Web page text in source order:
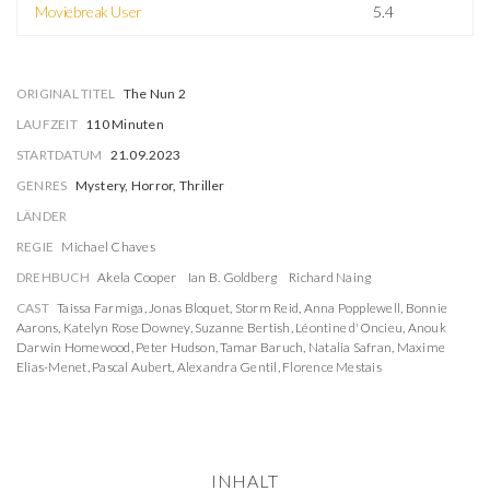
Moviebreak User 5.4
ORIGINAL TITEL
The Nun 2
LAUFZEIT 110 Minuten
STARTDATUM 21.09.2023
GENRES Mystery, Horror, Thriller
LÄNDER
REGIE Michael Chaves
DREHBUCH Akela Cooper Ian B. Goldberg
Richard Naing
CAST Taissa Farmiga Jonas Bloquet Storm Reid Anna Popplewell Bonnie
Aarons Katelyn Rose Downey, Suzanne Bertish Léontine d'Oncieu Anouk
Darwin Homewood Peter Hudson ,Tamar Baruch Natalia Safran Maxime
Elias-Menet Pascal Aubert Alexandra Gentil Florence Mestais
INHALT